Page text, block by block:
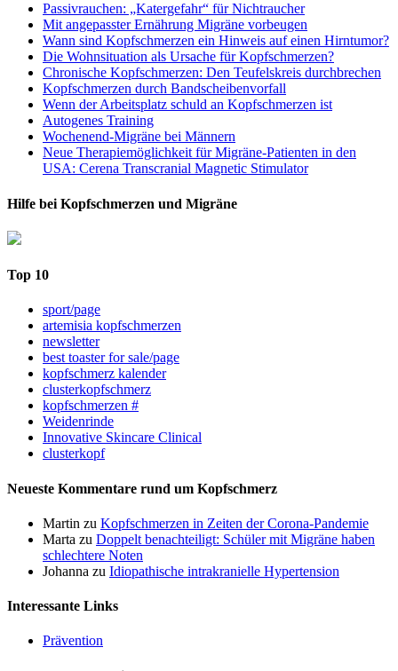
Passivrauchen: „Katergefahr“ für Nichtraucher
Mit angepasster Ernährung Migräne vorbeugen
Wann sind Kopfschmerzen ein Hinweis auf einen Hirntumor?
Die Wohnsituation als Ursache für Kopfschmerzen?
Chronische Kopfschmerzen: Den Teufelskreis durchbrechen
Kopfschmerzen durch Bandscheibenvorfall
Wenn der Arbeitsplatz schuld an Kopfschmerzen ist
Autogenes Training
Wochenend-Migräne bei Männern
Neue Therapiemöglichkeit für Migräne-Patienten in den
USA: Cerena Transcranial Magnetic Stimulator
Hilfe bei Kopfschmerzen und Migräne
Top 10
sport/page
artemisia kopfschmerzen
newsletter
best toaster for sale/page
kopfschmerz kalender
clusterkopfschmerz
kopfschmerzen #
Weidenrinde
Innovative Skincare Clinical
clusterkopf
Neueste Kommentare rund um Kopfschmerz
Martin zu Kopfschmerzen in Zeiten der Corona-Pandemie
Marta zu Doppelt benachteiligt: Schüler mit Migräne haben
schlechtere Noten
Johanna zu Idiopathische intrakranielle Hypertension
Interessante Links
Prävention